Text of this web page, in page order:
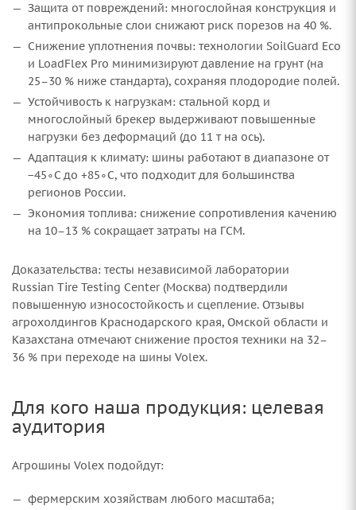
Защита от повреждений: многослойная конструкция и
антипрокольные слои снижают риск порезов на 40 %.
Снижение уплотнения почвы: технологии SoilGuard Eco
и LoadFlex Pro минимизируют давление на грунт (на
25–30 % ниже стандарта), сохраняя плодородие полей.
Устойчивость к нагрузкам: стальной корд и
многослойный брекер выдерживают повышенные
нагрузки без деформаций (до 11 т на ось).
Адаптация к климату: шины работают в диапазоне от
−45∘C до +85∘C, что подходит для большинства
регионов России.
Экономия топлива: снижение сопротивления качению
на 10–13 % сокращает затраты на ГСМ.
Доказательства: тесты независимой лаборатории
Russian Tire Testing Center (Москва) подтвердили
повышенную износостойкость и сцепление. Отзывы
агрохолдингов Краснодарского края, Омской области и
Казахстана отмечают снижение простоя техники на 32–
36 % при переходе на шины Volex.
Для кого наша продукция: целевая
аудитория
Агрошины Volex подойдут:
фермерским хозяйствам любого масштаба;